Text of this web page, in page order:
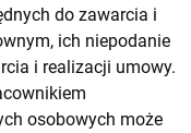
do zawarcia i
ich niepodanie
i realizacji umowy.
osobowych może